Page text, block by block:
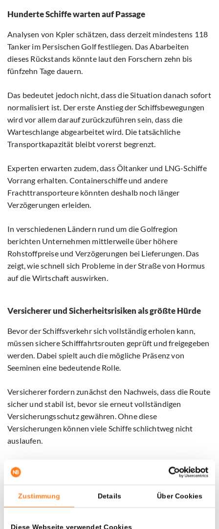
Zustimmung Details Über Cookies
Diese Webseite verwendet Cookies
Hunderte Schiffe warten auf Passage
Analysen von Kpler schätzen, dass derzeit mindestens 118
Tanker im Persischen Golf festliegen. Das Abarbeiten
dieses Rückstands könnte laut den Forschern zehn bis
fünfzehn Tage dauern.
Das bedeutet jedoch nicht, dass die Situation danach sofort
normalisiert ist. Der erste Anstieg der Schiffsbewegungen
wird vor allem darauf zurückzuführen sein, dass die
Warteschlange abgearbeitet wird. Die tatsächliche
Transportkapazität bleibt vorerst begrenzt.
Experten erwarten zudem, dass Öltanker und LNG-Schiffe
Vorrang erhalten. Containerschiffe und andere
Frachttransporteure könnten deshalb noch länger
Verzögerungen erleiden.
In verschiedenen Ländern rund um die Golfregion
berichten Unternehmen mittlerweile über höhere
Rohstoffpreise und Verzögerungen bei Lieferungen. Das
zeigt, wie schnell sich Probleme in der Straße von Hormus
auf die Wirtschaft auswirken.
Versicherer und Sicherheitsrisiken als größte Hürde
Bevor der Schiffsverkehr sich vollständig erholen kann,
müssen sichere Schifffahrtsrouten geprüft und freigegeben
werden. Dabei spielt auch die mögliche Präsenz von
Seeminen eine bedeutende Rolle.
Versicherer fordern zunächst den Nachweis, dass die Route
sicher und stabil ist, bevor sie erneut vollständigen
Versicherungsschutz gewähren. Ohne diese
Versicherungen können viele Schiffe schlichtweg nicht
auslaufen.
Laut Marktkennern könnte es daher noch Wochen dauern,
bis sich die Situation wirklich normalisiert. Selbst wenn die
vorsichtig bleiben, bis über einen längeren Zeitraum
wird.